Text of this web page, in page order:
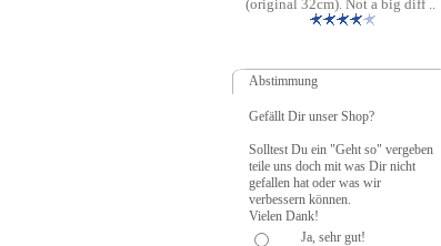
(original 32cm). Not a big diff ..
Abstimmung
Gefällt Dir unser Shop?
Solltest Du ein "Geht so" vergeben
teile uns doch mit was Dir nicht
gefallen hat oder was wir
verbessern können.
Vielen Dank!
Ja, sehr gut!